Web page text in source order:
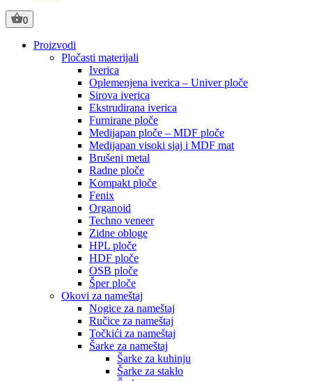
0
Proizvodi
Pločasti materijali
Iverica
Oplemenjena iverica – Univer ploče
Sirova iverica
Ekstrudirana iverica
Furnirane ploče
Medijapan ploče – MDF ploče
Medijapan visoki sjaj i MDF mat
Brušeni metal
Radne ploče
Kompakt ploče
Fenix
Organoid
Techno veneer
Zidne obloge
HPL ploče
HDF ploče
OSB ploče
Šper ploče
Okovi za nameštaj
Nogice za nameštaj
Ručice za nameštaj
Točkići za nameštaj
Šarke za nameštaj
Šarke za kuhinju
Šarke za staklo